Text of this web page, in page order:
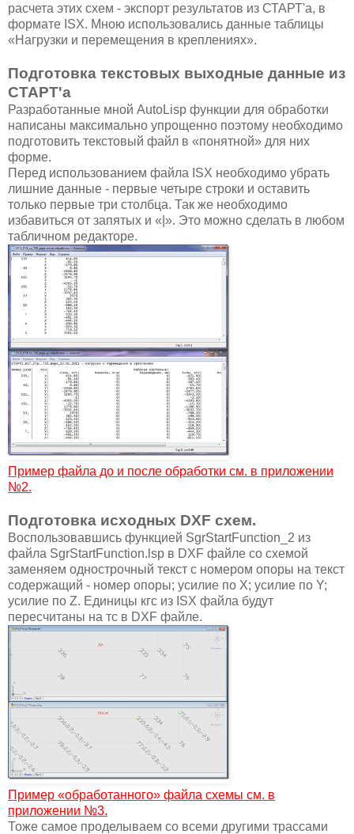
расчета этих схем - экспорт результатов из СТАРТ'а, в
формате ISX. Мною использовались данные таблицы
«Нагрузки и перемещения в креплениях».
Подготовка текстовых выходные данные из
СТАРТ'а
Разработанные мной AutoLisp функции для обработки
написаны максимально упрощенно поэтому необходимо
подготовить текстовый файл в «понятной» для них
форме.
Перед использованием файла ISX необходимо убрать
лишние данные - первые четыре строки и оставить
только первые три столбца. Так же необходимо
избавиться от запятых и «|». Это можно сделать в любом
табличном редакторе.
Пример файла до и после обработки см. в приложении
№2.
Подготовка исходных DXF схем.
Воспользовавшись функцией SgrStartFunction_2 из
файла SgrStartFunction.lsp в DXF файле со схемой
заменяем однострочный текст с номером опоры на текст
содержащий - номер опоры; усилие по X; усилие по Y;
усилие по Z. Единицы кгс из ISX файла будут
пересчитаны на тс в DXF файле.
Пример «обработанного» файла схемы см. в
приложении №3.
Тоже самое проделываем со всеми другими трассами